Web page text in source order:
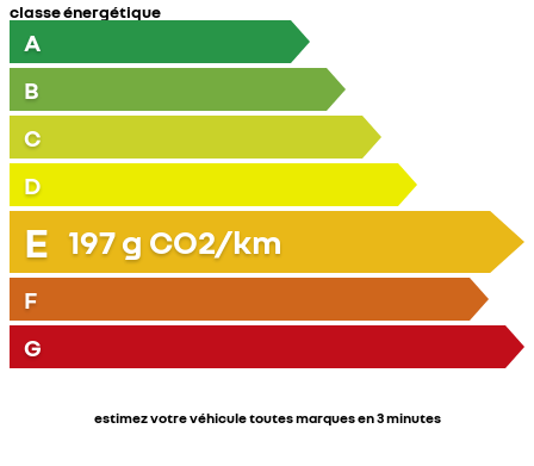
classe énergétique
A
B
C
D
E 197g CO2/km
F
G
estimez votre véhicule toutes marques en 3 minutes